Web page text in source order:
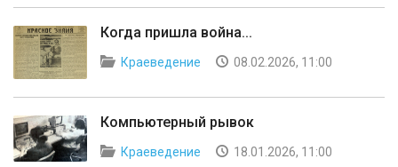
Когда пришла война...
Краеведение 08.02.2026, 11:00
Компьютерный рывок
Краеведение 18.01.2026, 11:00